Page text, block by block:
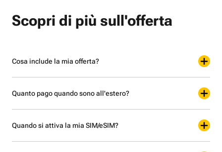
Scopri di più sull'offerta
Cosa include la mia offerta?
Quanto pago quando sono all'estero?
Quando si attiva la mia SIM/eSIM?